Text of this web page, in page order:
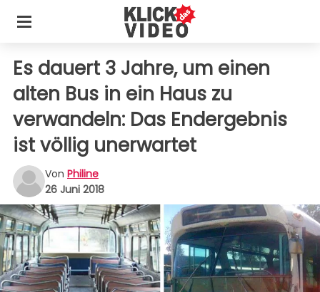
Es dauert 3 Jahre, um einen
alten Bus in ein Haus zu
verwandeln: Das Endergebnis
ist völlig unerwartet
Von Philine
26 Juni 2018